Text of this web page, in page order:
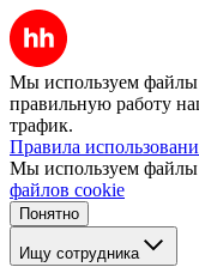
Мы используем файлы
правильную работу
трафик.
Правила
Мы используем файлы
файлов cookie
Понятно
Ищу сотрудника